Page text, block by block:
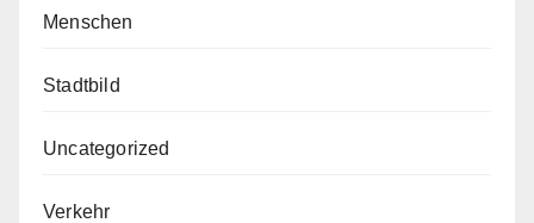
Menschen
Stadtbild
Uncategorized
Verkehr